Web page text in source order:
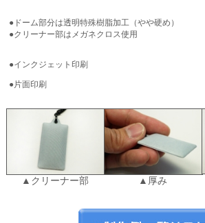
●ドーム部分は透明特殊樹脂加工（やや硬め）
●クリーナー部はメガネクロス使用
●インクジェット印刷
●片面印刷
▲クリーナー部 ▲厚み